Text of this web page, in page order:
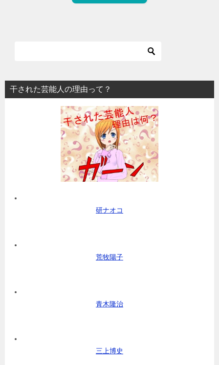
干された芸能人の理由って？
研ナオコ
荒牧陽子
青木隆治
三上博史